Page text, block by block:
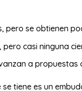
pero se obtienen
casi ninguna
a propuestas
tiene es un